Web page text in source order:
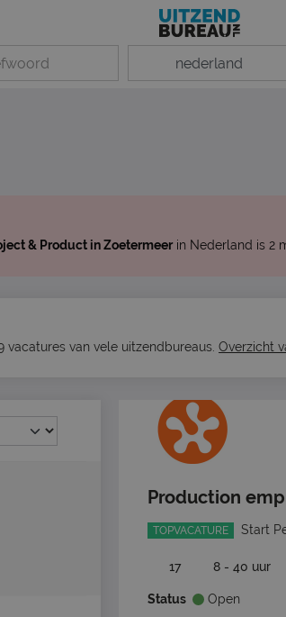
& Product in Zoetermeerin Nederland is 2
van vele uitzendbureaus. Overzicht
Production
TOPVACATURE Start
17 8 - 40 uur
Status Open